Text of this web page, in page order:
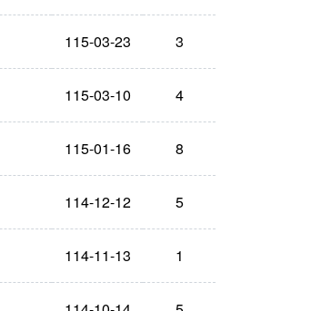
115-03-23 3
115-03-10 4
115-01-16 8
114-12-12 5
114-11-13 1